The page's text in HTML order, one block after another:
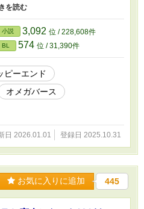
言われたランドリア辺境伯家では
意を新たに辺境での生活を開始
リシアンに似た少年だった。彼は
ア辺境伯本人だと名乗り、コルト
むのだった。 子を産める者しか
いのΩが南の英雄と呼ばれる呪わ
編完結済。不定期で番外編を更新
小説 3,092 位 / 228,608件
BL 574 位 / 31,390件
ピーエンド
オメガバース
日 2026.01.01 登録日 2025.10.31
お気に入りに追加 445